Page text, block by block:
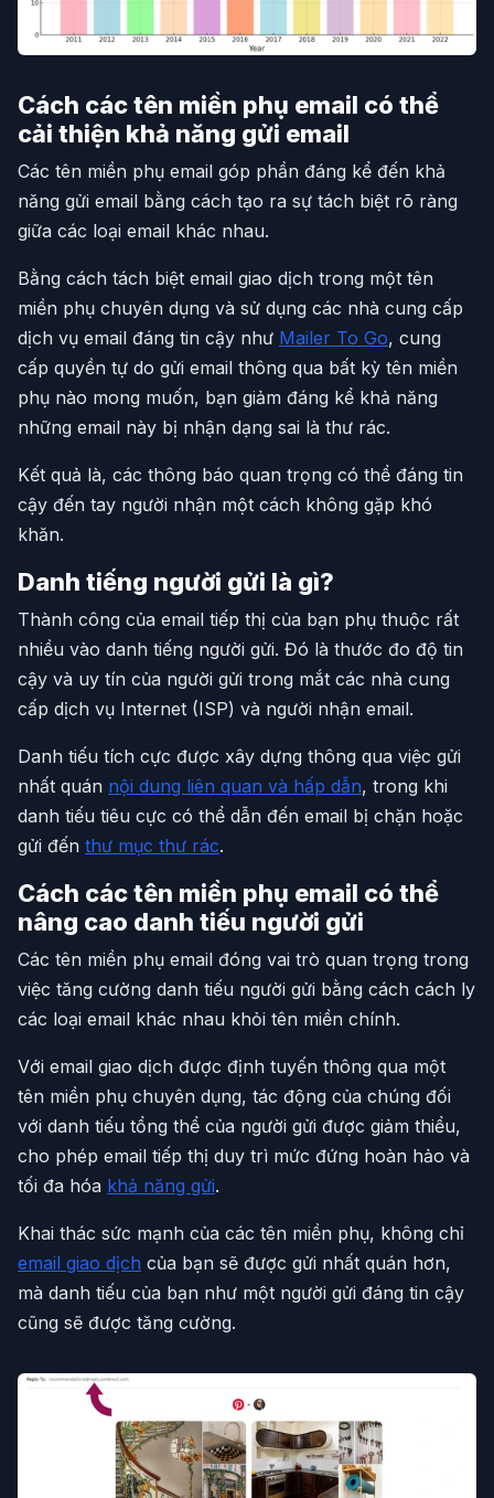
Cách các tên miền phụ email có thể
cải thiện khả năng gửi email
Các tên miền phụ email góp phần đáng kể đến khả
năng gửi email bằng cách tạo ra sự tách biệt rõ ràng
giữa các loại email khác nhau.
Bằng cách tách biệt email giao dịch trong một tên
miền phụ chuyên dụng và sử dụng các nhà cung cấp
dịch vụ email đáng tin cậy như Mailer To Go, cung
cấp quyền tự do gửi email thông qua bất kỳ tên miền
phụ nào mong muốn, bạn giảm đáng kể khả năng
những email này bị nhận dạng sai là thư rác.
Kết quả là, các thông báo quan trọng có thể đáng tin
cậy đến tay người nhận một cách không gặp khó
khăn.
Danh tiếng người gửi là gì?
Thành công của email tiếp thị của bạn phụ thuộc rất
nhiều vào danh tiếng người gửi. Đó là thước đo độ tin
cậy và uy tín của người gửi trong mắt các nhà cung
cấp dịch vụ Internet (ISP) và người nhận email.
Danh tiếu tích cực được xây dựng thông qua việc gửi
nhất quán nội dung liên quan và hấp dẫn, trong khi
danh tiếu tiêu cực có thể dẫn đến email bị chặn hoặc
gửi đến thư mục thư rác.
Cách các tên miền phụ email có thể
nâng cao danh tiếu người gửi
Các tên miền phụ email đóng vai trò quan trọng trong
việc tăng cường danh tiếu người gửi bằng cách cách ly
các loại email khác nhau khỏi tên miền chính.
Với email giao dịch được định tuyến thông qua một
tên miền phụ chuyên dụng, tác động của chúng đối
với danh tiếu tổng thể của người gửi được giảm thiểu,
cho phép email tiếp thị duy trì mức đứng hoàn hảo và
tối đa hóa khả năng gửi.
Khai thác sức mạnh của các tên miền phụ, không chỉ
email giao dịch của bạn sẽ được gửi nhất quán hơn,
mà danh tiếu của bạn như một người gửi đáng tin cậy
cũng sẽ được tăng cường.